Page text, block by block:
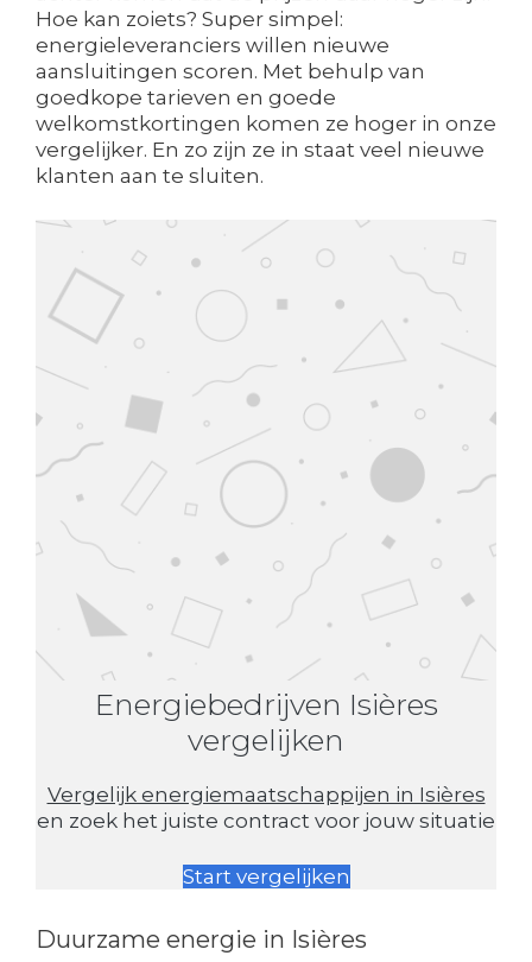
Hoe kan zoiets? Super simpel:
energieleveranciers willen nieuwe
aansluitingen scoren. Met behulp van
goedkope tarieven en goede
welkomstkortingen komen ze hoger in onze
vergelijker. En zo zijn ze in staat veel nieuwe
klanten aan te sluiten.
Energiebedrijven Isières
vergelijken
Vergelijk energiemaatschappijen in Isières
en zoek het juiste contract voor jouw situatie
Start vergelijken
Duurzame energie in Isières